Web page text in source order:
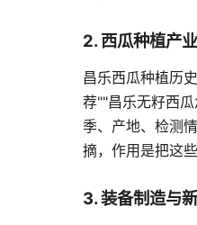
2. 西瓜种植产业
昌乐西瓜种植历
荐""昌乐无籽西
季、产地、检测
摘，作用是把这
3. 装备制造与